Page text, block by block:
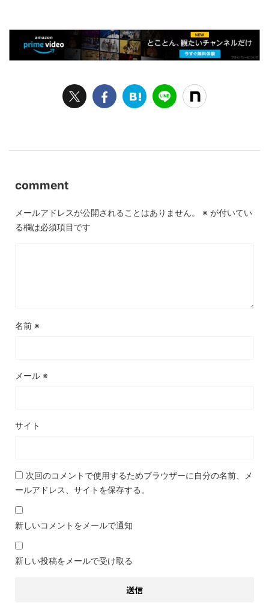
comment
メールアドレスが公開されることはありません。 ※ が付いてい
る欄は必須項目です
名前 ※
メール ※
サイト
次回のコメントで使用するためブラウザーに自分の名前、メ
ールアドレス、サイトを保存する。
新しいコメントをメールで通知
新しい投稿をメールで受け取る